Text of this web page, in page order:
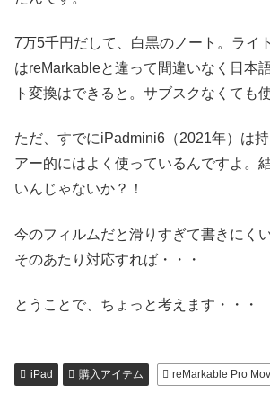
7万5千円だして、白黒のノート。ライ
はreMarkableと違って間違いなく日本
ト変換はできると。サブスクなくても
ただ、すでにiPadmini6（2021年）は
アー的にはよく使っているんですよ。
いんじゃないか？！
今のフィルムだと滑りすぎて書きにく
そのあたり対応すれば・・・
とうことで、ちょっと考えます・・・
iPad 購入アイテム reMarkable Pro